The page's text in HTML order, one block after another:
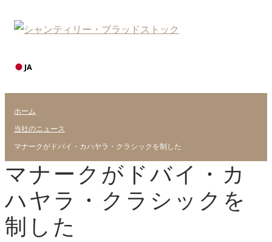
JA
ホーム
当社のニュース
マナークがドバイ・カハヤラ・クラシックを制した
マナークがドバイ・カ
ハヤラ・クラシックを
制した